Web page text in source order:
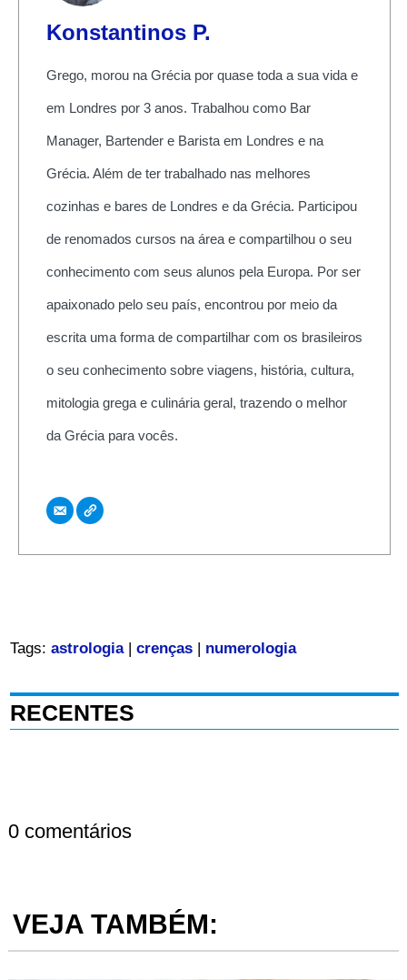
Konstantinos P.
Grego, morou na Grécia por quase toda a sua vida e
em Londres por 3 anos. Trabalhou como Bar
Manager, Bartender e Barista em Londres e na
Grécia. Além de ter trabalhado nas melhores
cozinhas e bares de Londres e da Grécia. Participou
de renomados cursos na área e compartilhou o seu
conhecimento com seus alunos pela Europa. Por ser
apaixonado pelo seu país, encontrou por meio da
escrita uma forma de compartilhar com os brasileiros
o seu conhecimento sobre viagens, história, cultura,
mitologia grega e culinária geral, trazendo o melhor
da Grécia para vocês.
Tags: astrologia| crenças| numerologia
RECENTES
0 comentários
VEJA TAMBÉM: